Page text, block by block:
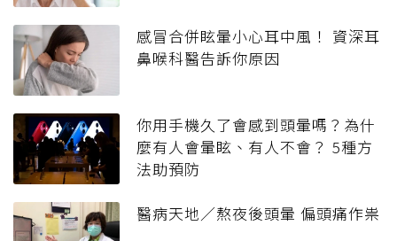
感冒合併眩暈小心耳中風！ 資深耳
鼻喉科醫告訴你原因
你用手機久了會感到頭暈嗎？為什
麼有人會暈眩、有人不會？ 5種方
法助預防
醫病天地／熬夜後頭暈 偏頭痛作祟